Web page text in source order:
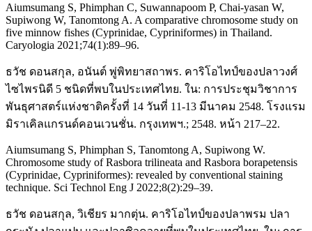
Aiumsumang S, Phimphan C, Suwannapoom P, Chai-yasan W,
Supiwong W, Tanomtong A. A comparative chromosome study on
five minnow fishes (Cyprinidae, Cypriniformes) in Thailand.
Caryologia 2021;74(1):89–96.
ธวัช ดอนสกุล, อนันต์ พู่พิทยาสถาพร. คาริโอไทป์ของปลาวงศ์
ไซไพรนิดี 5 ชนิดที่พบในประเทศไทย. ใน: การประชุมวิชาการ
พันธุศาสตร์แห่งชาติครั้งที่ 14 วันที่ 11-13 มีนาคม 2548. โรงแรม
มิราเคิลแกรนด์คอนเวนชั่น. กรุงเทพฯ.; 2548. หน้า 217–22.
Aiumsumang S, Phimphan S, Tanomtong A, Supiwong W.
Chromosome study of Rasbora trilineata and Rasbora borapetensis
(Cyprinidae, Cypriniformes): revealed by conventional staining
technique. Sci Technol Eng J 2022;8(2):29–39.
ธวัช ดอนสกุล, วิเชียร มากตุ่น. คาริโอไทป์ของปลาพรม ปลา